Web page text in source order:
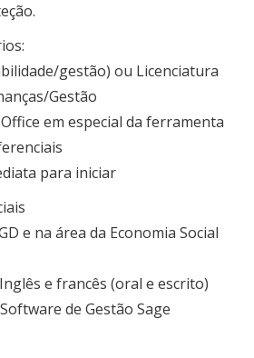
gestão) ou Licenciatura
Gestão
em especial da ferramenta
para iniciar
e na área da Economia Social
e francês (oral e escrito)
de Gestão Sage